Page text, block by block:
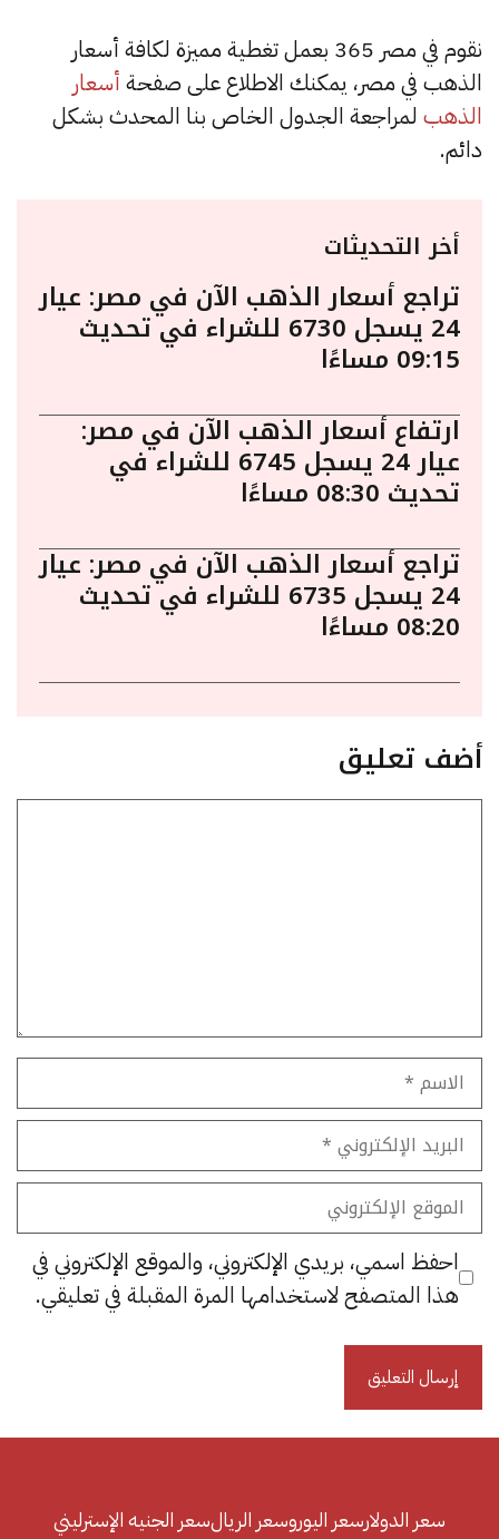
نقوم في مصر 365 بعمل تغطية مميزة لكافة أسعار
الذهب في مصر، يمكنك الاطلاع على صفحة أسعار
الذهب لمراجعة الجدول الخاص بنا المحدث بشكل
دائم.
أخر التحديثات
تراجع أسعار الذهب الآن في مصر: عيار
24 يسجل 6730 للشراء في تحديث
09:15 مساءًا
ارتفاع أسعار الذهب الآن في مصر:
عيار 24 يسجل 6745 للشراء في
تحديث 08:30 مساءًا
تراجع أسعار الذهب الآن في مصر: عيار
24 يسجل 6735 للشراء في تحديث
08:20 مساءًا
أضف تعليق
الاسم
البريد
الإلكتروني
الموقع
الإلكتروني
احفظ اسمي، بريدي الإلكتروني، والموقع الإلكتروني في
هذا المتصفح لاستخدامها المرة المقبلة في تعليقي.
سعر الدولارسعر اليوروسعر الريالسعر الجنيه الإسترليني